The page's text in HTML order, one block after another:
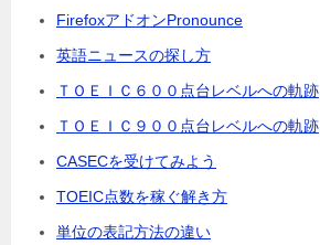
FirefoxアドオンPronounce
英語ニュースの探し方
ＴＯＥＩＣ６００点台レベルへの軌跡
ＴＯＥＩＣ９００点台レベルへの軌跡
CASECを受けてみよう
TOEIC点数を稼ぐ解き方
単位の表記方法の違い